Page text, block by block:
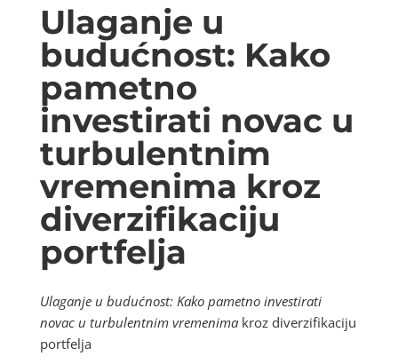
Ulaganje u
budućnost: Kako
pametno
investirati novac u
turbulentnim
vremenima kroz
diverzifikaciju
portfelja
Ulaganje u budućnost: Kako pametno investirati
novac u turbulentnim vremenimakroz diverzifikaciju
portfelja